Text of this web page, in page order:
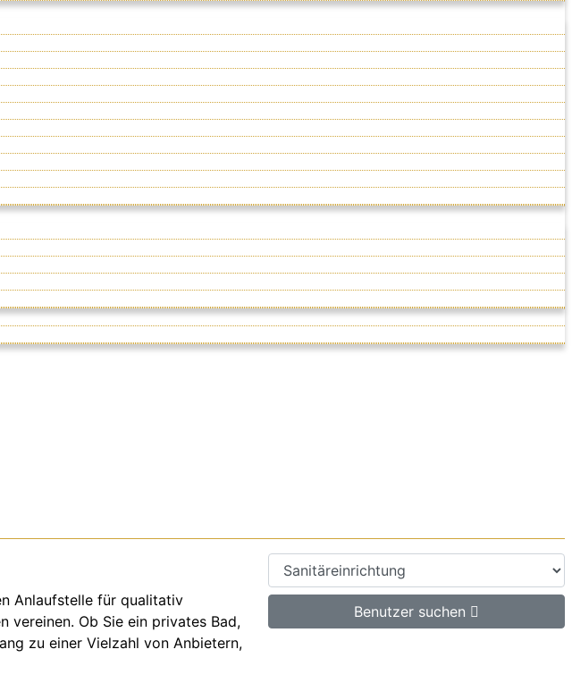
Anlaufstelle für qualitativ
vereinen. Ob Sie ein privates Bad,
zu einer Vielzahl von Anbietern,
Benutzer suchen